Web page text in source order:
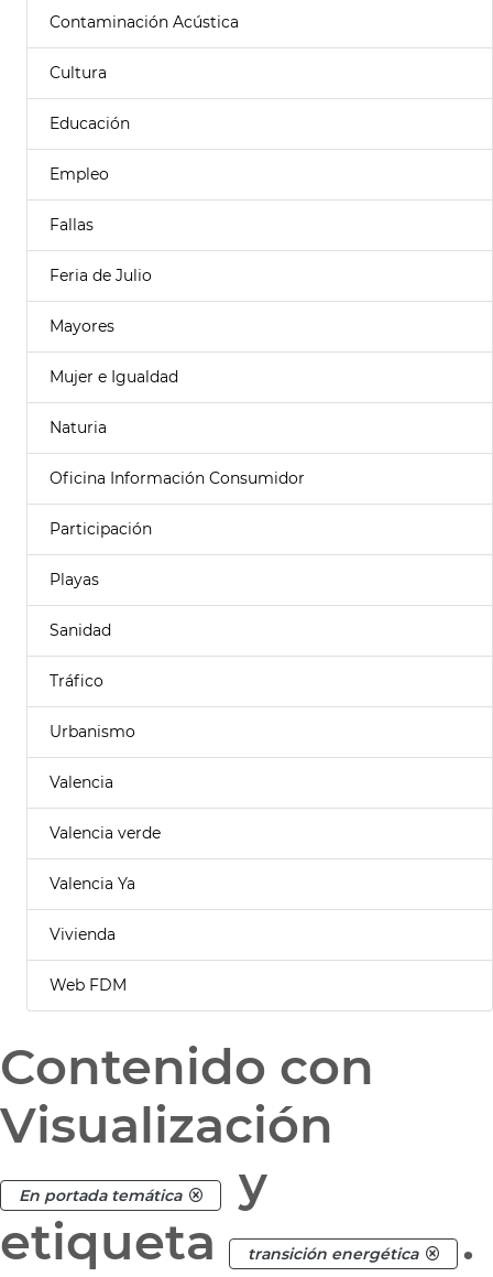
Contaminación Acústica
Cultura
Educación
Empleo
Fallas
Feria de Julio
Mayores
Mujer e Igualdad
Naturia
Oficina Información Consumidor
Participación
Playas
Sanidad
Tráfico
Urbanismo
Valencia
Valencia verde
Valencia Ya
Vivienda
Web FDM
Contenido con
Visualización
En portada temática
y
etiqueta
transición energética .